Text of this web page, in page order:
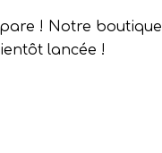
! Notre boutique
lancée !